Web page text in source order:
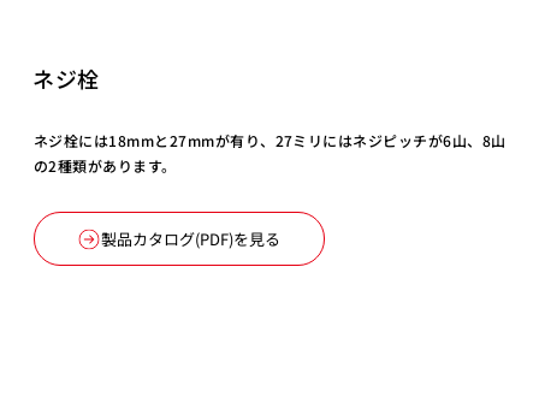
ネジ栓
製品カタログ(PDF)を見る
ネジ栓には18mmと27mmが有り、27ミリにはネジピッチが6山、8山
の2種類があります。